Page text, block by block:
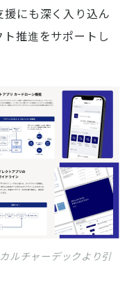
援にも深く入り込ん
推進をサポートし
ルチャーデックより引